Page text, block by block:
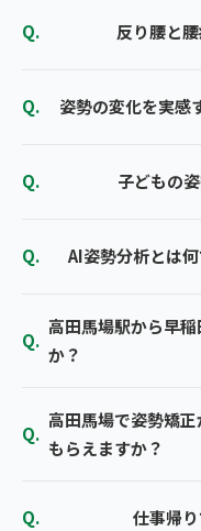
反り腰と
姿勢の変化を実感
子どもの
AI姿勢分析とは
高田馬場駅から早
か？
高田馬場で姿勢矯
もらえますか？
仕事帰